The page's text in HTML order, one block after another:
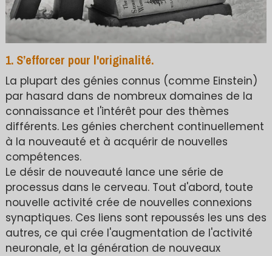
1. S’efforcer pour l'originalité.
La plupart des génies connus (comme Einstein)
par hasard dans de nombreux domaines de la
connaissance et l'intérêt pour des thèmes
différents. Les génies cherchent continuellement
à la nouveauté et à acquérir de nouvelles
compétences.
Le désir de nouveauté lance une série de
processus dans le cerveau. Tout d'abord, toute
nouvelle activité crée de nouvelles connexions
synaptiques. Ces liens sont repoussés les uns des
autres, ce qui crée l'augmentation de l'activité
neuronale, et la génération de nouveaux